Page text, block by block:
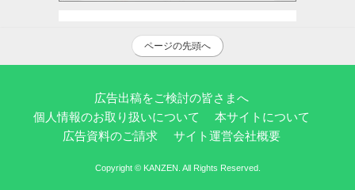
ページの先頭へ
広告出稿をご検討の皆さまへ
個人情報のお取り扱いについて
本サイトについて
広告資料のご請求
サイト運営会社概要
Copyright © KANZEN. All Rights Reserved.